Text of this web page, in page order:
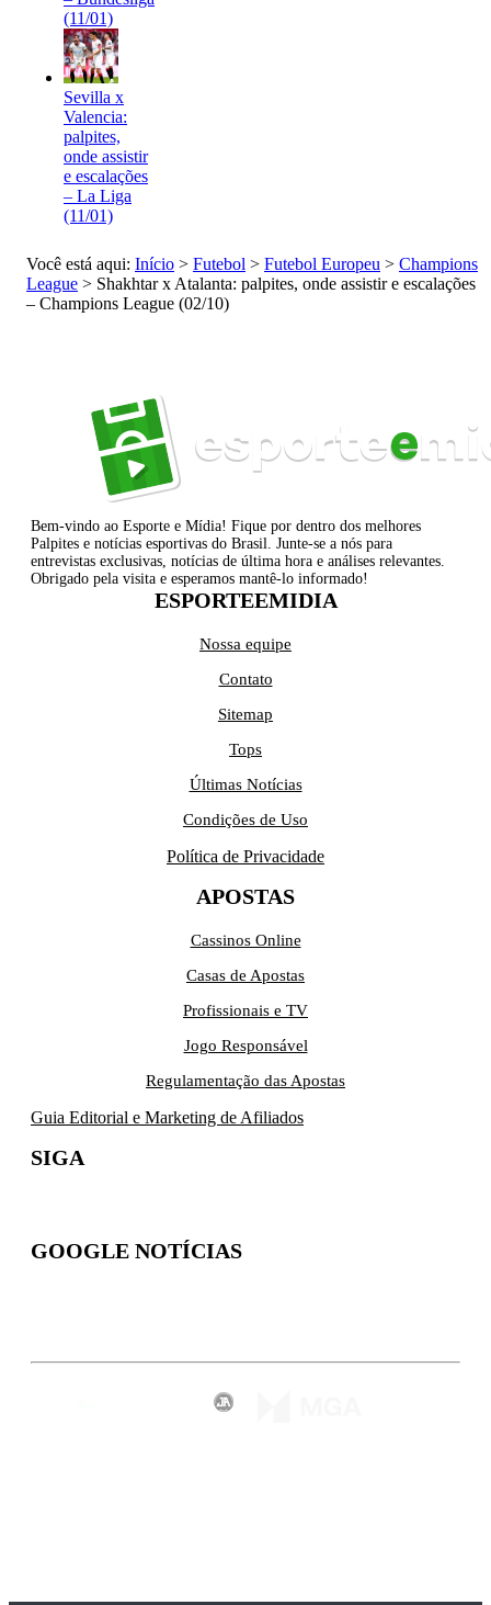
(11/01)
Sevilla x
Valencia:
palpites,
onde assistir
e escalações
– La Liga
(11/01)
Você está aqui: Início > Futebol > Futebol Europeu > Champions
League > Shakhtar x Atalanta: palpites, onde assistir e escalações
– Champions League (02/10)
Bem-vindo ao Esporte e Mídia! Fique por dentro dos melhores
Palpites e notícias esportivas do Brasil. Junte-se a nós para
entrevistas exclusivas, notícias de última hora e análises relevantes.
Obrigado pela visita e esperamos mantê-lo informado!
ESPORTEEMIDIA
Nossa equipe
Contato
Sitemap
Tops
Últimas Notícias
Condições de Uso
Política de Privacidade
APOSTAS
Cassinos Online
Casas de Apostas
Profissionais e TV
Jogo Responsável
Regulamentação das Apostas
Guia Editorial e Marketing de Afiliados
SIGA
GOOGLE NOTÍCIAS